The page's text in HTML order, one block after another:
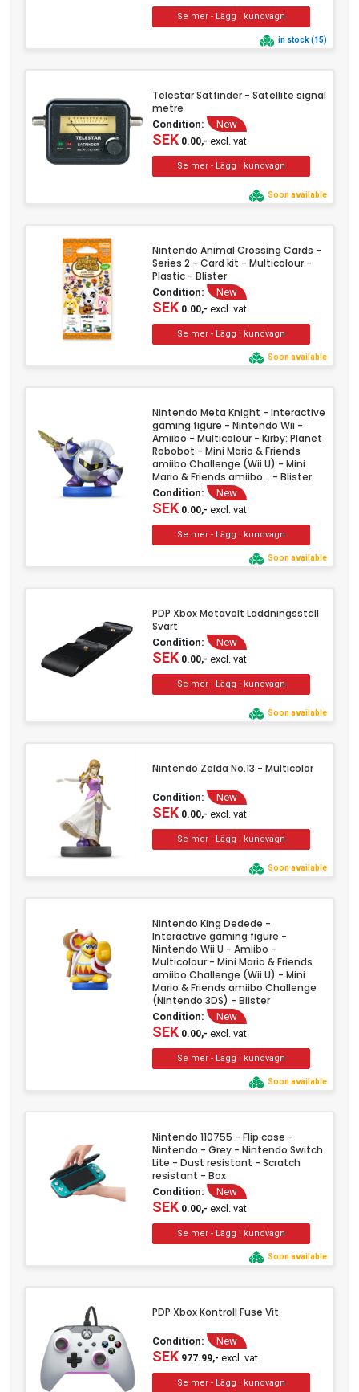
in stock (15)
Telestar Satfinder - Satellite signal
metre
Condition: New
SEK0.00,- excl. vat
Soon available
Nintendo Animal Crossing Cards -
Series 2 - Card kit - Multicolour -
Plastic - Blister
Condition: New
SEK0.00,- excl. vat
Soon available
Nintendo Meta Knight - Interactive
gaming figure - Nintendo Wii -
Amiibo - Multicolour - Kirby: Planet
Robobot - Mini Mario & Friends
amiibo Challenge (Wii U) - Mini
Mario & Friends amiibo... - Blister
Condition: New
SEK0.00,- excl. vat
Soon available
PDP Xbox Metavolt Laddningsställ
Svart
Condition: New
SEK0.00,- excl. vat
Soon available
Nintendo Zelda No.13 - Multicolor
Condition: New
SEK0.00,- excl. vat
Soon available
Nintendo King Dedede -
Interactive gaming figure -
Nintendo Wii U - Amiibo -
Multicolour - Mini Mario & Friends
amiibo Challenge (Wii U) - Mini
Mario & Friends amiibo Challenge
(Nintendo 3DS) - Blister
Condition: New
SEK0.00,- excl. vat
Soon available
Nintendo 110755 - Flip case -
Nintendo - Grey - Nintendo Switch
Lite - Dust resistant - Scratch
resistant - Box
Condition: New
SEK0.00,- excl. vat
Soon available
PDP Xbox Kontroll Fuse Vit
Condition: New
SEK977.99,- excl. vat